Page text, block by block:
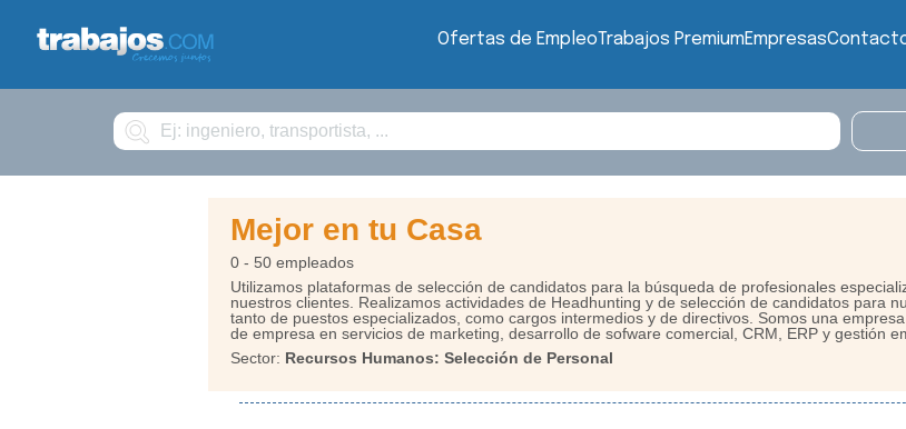
Ofertas de EmpleoTrabajos PremiumEmpresas
Buscar
Mejor en tu Casa
0 - 50 empleados
Utilizamos plataformas de selección de candidatos para la búsqueda de profesionales
nuestros clientes. Realizamos actividades de Headhunting y de selección de candidatos para
tanto de puestos especializados, como cargos intermedios y de directivos. Somos una
de empresa en servicios de marketing, desarrollo de sofware comercial, CRM, ERP y gestión
Sector: Recursos Humanos: Selección de Personal